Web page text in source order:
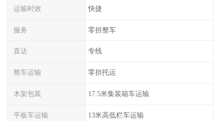
运输时效 快捷
服务 零担整车
直达 专线
整车运输 零担托运
木架包装 17.5米集装箱车运输
平板车运输 13米高低栏车运输